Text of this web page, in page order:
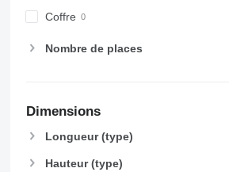
Coffre
Nombre de places
Dimensions
Longueur (type)
Hauteur (type)